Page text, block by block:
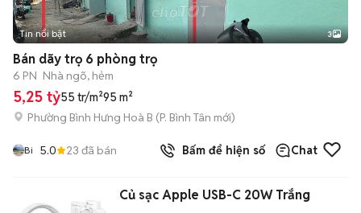
Tin nổi bật 3
Bán dãy trọ 6 phòng trọ
6 PN Nhà ngõ, hẻm
5,25 tỷ55 tr/m²95 m²
Phường Bình Hưng Hoà B (P. Bình Tân mới)
Bi 5.0 23 đã bán Bấm để hiện số Chat
Củ sạc Apple USB-C 20W Trắng